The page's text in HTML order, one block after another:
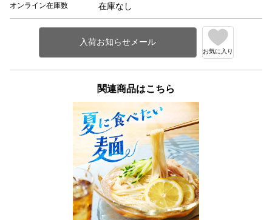
オンライン在庫数 在庫なし
お気に入り
関連商品はこちら